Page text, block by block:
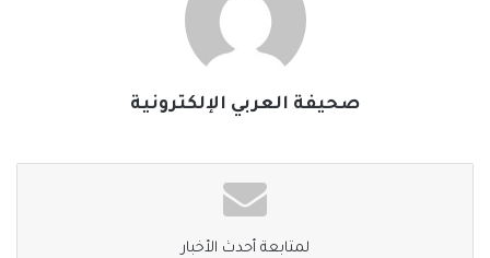
صحيفة العربي الإلكترونية
لمتابعة أحدث الأخبار